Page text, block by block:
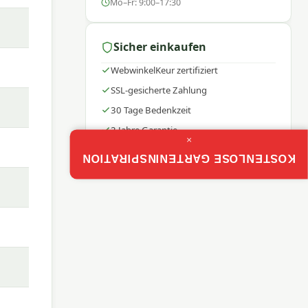
Die
Sicher einkaufen
WebwinkelKeur zertifiziert
SSL-gesicherte Zahlung
30 Tage Bedenkzeit
2 Jahre Garantie
KOSTENLOSE GARTENINSPIRATION
×